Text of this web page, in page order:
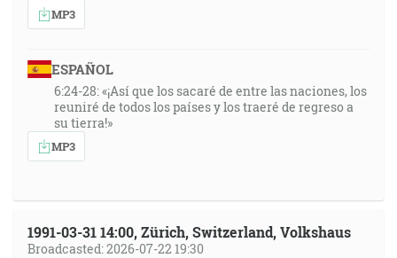
MP3
ESPAÑOL
6:24-28: «¡Así que los sacaré de entre las naciones, los
reuniré de todos los países y los traeré de regreso a
su tierra!»
MP3
1991-03-31 14:00, Zürich, Switzerland, Volkshaus
Broadcasted: 2026-07-22 19:30